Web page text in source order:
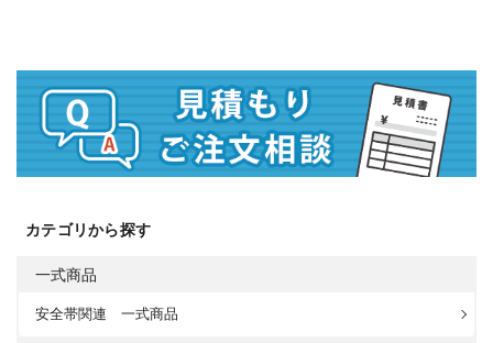
カテゴリから探す
一式商品
安全帯関連 一式商品